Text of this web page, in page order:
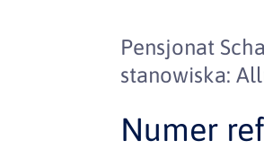
Pensjonat
stanowiska:
Numer